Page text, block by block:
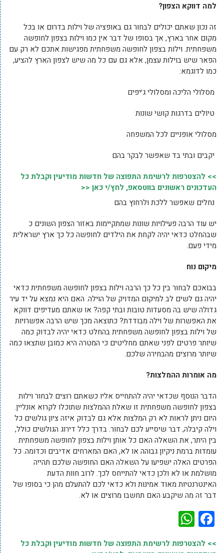
למה דווקא הצפון?
זה נכון שאתם יכולים לבחור גם באופציה של וילות בדרום או בכל
מקום אחר בארץ, אך בסופו של דבר אין כמו וילות בצפון לחופשה
משפחתית. וילות בצפון לחופשה משפחתית מפגישות אתכם לא רק עם
הפאר שיש בוילות עצמן, אלא גם עם כל מה שיש לצפון הארץ להציע,
כמו לדוגמא:
מסלולי הליכה ומסלולי ג׳יפים
טיולים בדרגות קושי שונות
מסלולי אופניים לכל המשפחה
יקבים ובתי בד שאפשר לבקר בהם
>> להצטרפות לרשימת התפוצה של חדשות מודיעין וקבלת כל
העדכונים ראשונים בווטסאפ, לחץ/י כאן <<
נחלים שאפשר ללכת ולרחוץ בהם
יש עוד הרבה פעילויות שונות שמתקיימות באזור הצפון השונים כ
שבהחלט כדאי יהיה לקחת את הילדים לחופשה כל כך ארץ ישראלית
מידי פעם.
מיקום נוח
בבואכם לבחור בין כל כך הרבה וילות בצפון לחופשה משפחתית כדאי
יהיה גם לשים לב למיקום המדויק של הוילה. האם היא נמצא על יד עיר
גדולה שיש בה מסעדות טובות ובתי קפה? או שאתם מעדיפים דווקא
את האפשרות של וילה מבודדת? כתוצאה מכך שיש הרבה אפשרויות
של וילות בצפון לחופשה משפחתית בהחלט כדאי יהיה לבדוק כמה
שיותר פרטים לפני שאתם מחליטים כי המטרה היא כמובן שתצאו כמה
שיותר מרוצים מהבחירה שלכם.
מה אומרות ההמלצות?
הדבר הנוסף שכדאי יהיה להתחייס אליו כשאתם רוצים לבחור וילות
בצפון לחופשה משפחתית זו שאלת ההמלצות שתוכלו לקרוא אונליין.
היום ניתן לראות לא רק המלצות אלא גם לבדוק איזה ציון גולשים כל
וילה קיבלה, דבר שיסייע לכם לבחור. בדרך כלל דירוג הגולשים כולל,
בין היתר, את השאלה האם כל אותן וילות בצפון לחופשה משפחתית
עומדות ברמת ניקיון גבוהה או לא, האם המארחים אדיבים וכדומה. כל
הפרטים האלה ישפיעו על השאלה האם החופשה שלכם תהייה
מושלמת או לא ולכן כדאי להתייחס לכך. לרוב חוות הדעת
האינטרנטיות מאוד אמינות ולא כדאי לכם להתעלם מהן כי בסופו של
דבר זה מה שיקבע האם תחשבו מרוצים או לא.
Facebook
>> להצטרפות לרשימת התפוצה של חדשות מודיעין וקבלת כל